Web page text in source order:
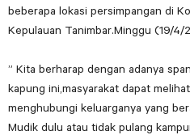
beberapa lokasi persimpangan di
Kepulauan Tanimbar.Minggu (19/4/
” Kita berharap dengan adanya
kapung ini,masyarakat dapat
menghubungi keluarganya yang
Mudik dulu atau tidak pulang